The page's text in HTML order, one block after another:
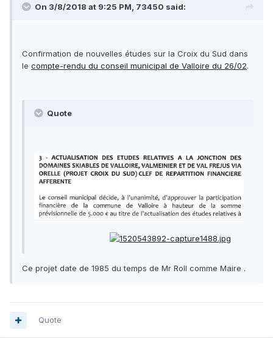
On 3/8/2018 at 9:25 PM, 73450 said:
Confirmation de nouvelles études sur la Croix du Sud dans
le compte-rendu du conseil municipal de Valloire du 26/02.
Quote
Ce projet date de 1985 du temps de Mr Roll comme Maire .
Quote